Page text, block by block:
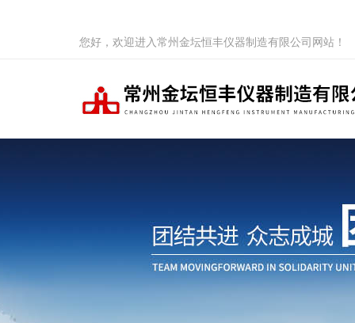
您好，欢迎进入常州金坛恒丰仪器制造有限公司网站！